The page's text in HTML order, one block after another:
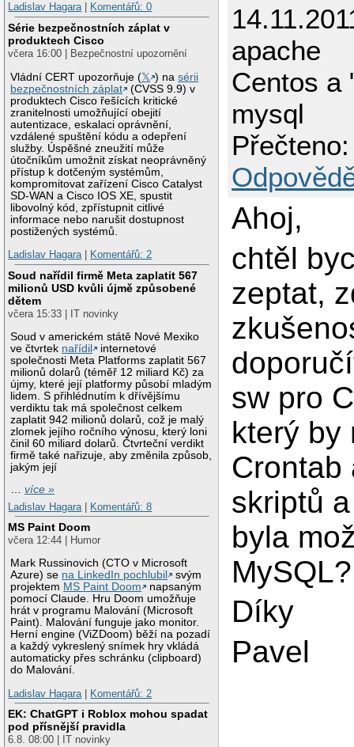
Ladislav Hagara| Komentářů: 0
Série bezpečnostních záplat v
produktech Cisco
včera 16:00 | Bezpečnostní upozornění
Vládní CERT upozorňuje (𝕏 ) nasérii
bezpečnostních záplat
(CVSS 9.9) v
produktech Cisco řešících kritické
zranitelnosti umožňující obejití
autentizace, eskalaci oprávnění,
vzdálené spuštění kódu a odepření
služby. Úspěšné zneužití může
útočníkům umožnit získat neoprávněný
přístup k dotčeným systémům,
kompromitovat zařízení Cisco Catalyst
SD-WAN a Cisco IOS XE, spustit
libovolný kód, zpřístupnit citlivé
informace nebo narušit dostupnost
postižených systémů.
Ladislav Hagara| Komentářů: 2
Soud nařídil firmě Meta zaplatit 567
milionů USD kvůli újmě způsobené
dětem
včera 15:33 | IT novinky
Soud v americkém státě Nové Mexiko
ve čtvrtek nařídil
internetové
společnosti Meta Platforms zaplatit 567
milionů dolarů (téměř 12 miliard Kč) za
újmy, které její platformy působí mladým
lidem. S přihlédnutím k dřívějšímu
verdiktu tak má společnost celkem
zaplatit 942 milionů dolarů, což je malý
zlomek jejího ročního výnosu, který loni
činil 60 miliard dolarů. Čtvrteční verdikt
firmě také nařizuje, aby změnila způsob,
jakým její
…více »
Ladislav Hagara
Komentářů: 8
MS Paint Doom
včera 12:44 | Humor
Mark Russinovich (CTO v Microsoft
Azure) se na LinkedIn pochlubil
svým
projektem MS Paint Doom
napsaným
pomocí Claude. Hru Doom umožňuje
hrát v programu Malování (Microsoft
Paint). Malování funguje jako monitor.
Herní engine (ViZDoom) běží na pozadí
a každý vykreslený snímek hry vkládá
automaticky přes schránku (clipboard)
do Malování.
Ladislav Hagara
Komentářů: 2
EK: ChatGPT i Roblox mohou spadat
pod přísnější pravidla
6.8. 08:00 | IT novinky
apache
Centos a
mysql
Ahoj,
chtěl
zeptat,
sw pro
který by
Crontab
skriptů
byla
MySQL?
Díky
Pavel